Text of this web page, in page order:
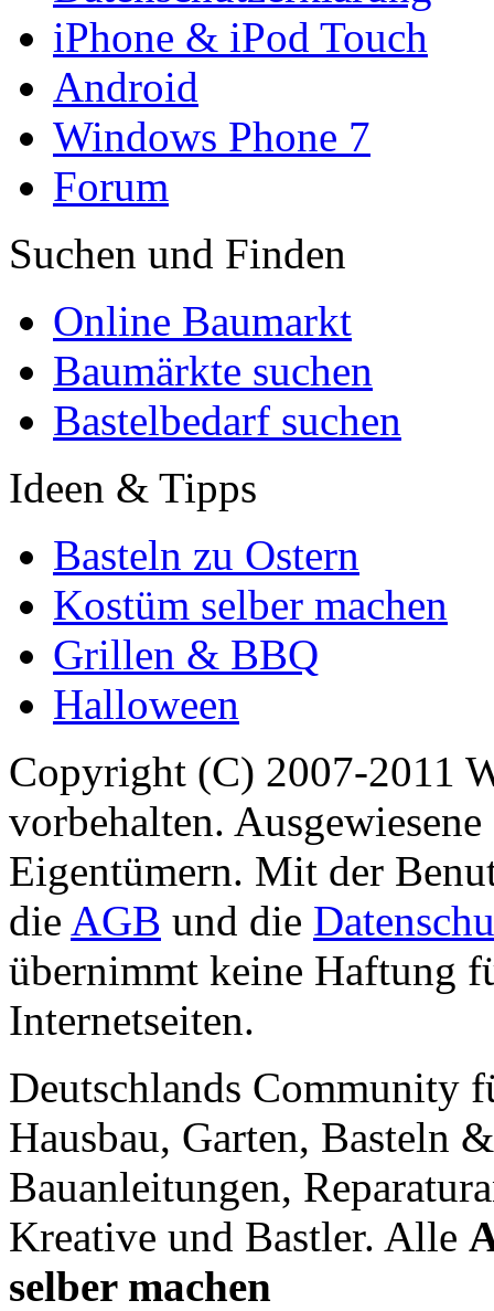
iPhone & iPod Touch
Android
Windows Phone 7
Forum
Suchen und Finden
Online Baumarkt
Baumärkte suchen
Bastelbedarf suchen
Ideen & Tipps
Basteln zu Ostern
Kostüm selber machen
Grillen & BBQ
Halloween
Copyright (C) 2007-2011
vorbehalten.
Eigentümern. Mit der
die AGB und die
übernimmt keine Haftung
Internetseiten.
Deutschlands Community
Hausbau, Garten, Basteln
Bauanleitungen,
Kreative und Bastler. Alle
selber machen